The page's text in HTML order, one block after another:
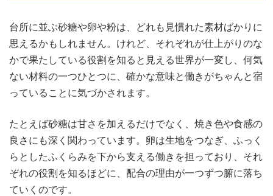
台所に並ぶ砂糖や卵や粉は、どれも見慣れた素材ばかりに
思えるかもしれません。 けれど、それぞれが仕上がりのな
かで果たしている役割を知ると見える世界が一変し、何気
ない材料の一つひとつに、確かな意味と働きがちゃんと宿
っていることに気づかされます。
たとえば砂糖は甘さを加えるだけでなく、焼き色や食感の
良さにも深く関わっています。卵は生地をつなぎ、ふっく
らとしたふくらみを下から支える働きを担っており、それ
ぞれの役割を知るほどに、配合の理由が一つずつ腑に落ち
ていくのです。